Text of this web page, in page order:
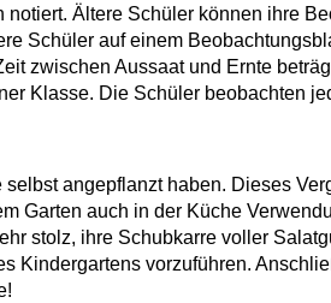
Ältere Schüler können ihre
Schüler auf einem
zwischen Aussaat und Ernte
Klasse. Die Schüler beobachten
angepflanzt haben. Dieses
Garten auch in der Küche
stolz, ihre Schubkarre voller
Kindergartens vorzuführen.